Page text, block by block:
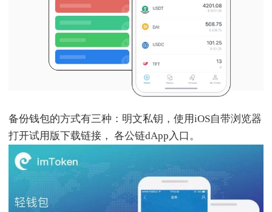
备份钱包的方式有三种：明文私钥，使用iOS自带浏览器
打开试用版下载链接， 各公链dApp入口。